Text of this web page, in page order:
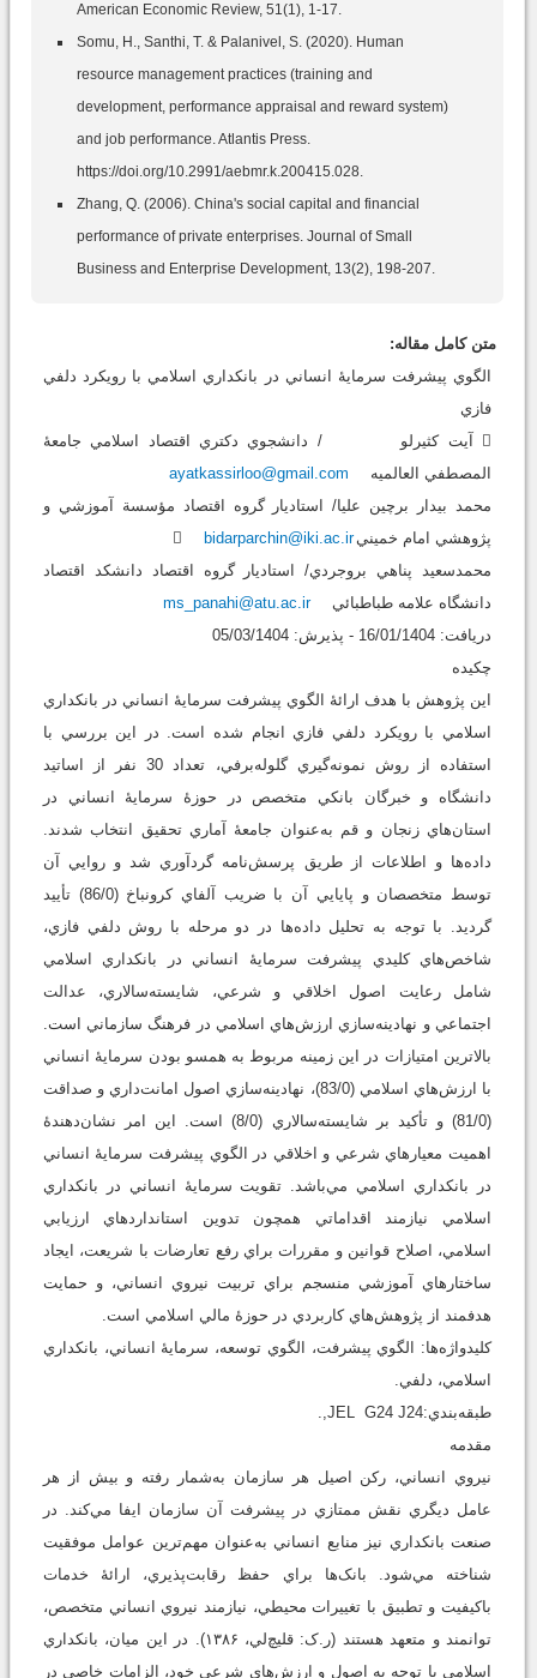
American Economic Review, 51(1), 1-17.
Somu, H., Santhi, T. & Palanivel, S. (2020). Human
resource management practices (training and
development, performance appraisal and reward system)
and job performance. Atlantis Press.
https://doi.org/10.2991/aebmr.k.200415.028.
Zhang, Q. (2006). China's social capital and financial
performance of private enterprises. Journal of Small
Business and Enterprise Development, 13(2), 198-207.
متن کامل مقاله:
الگوي پيشرفت سرمايۀ انساني در بانکداري اسلامي با رويکرد دلفي
فازي
 آيت کثيرلو / دانشجوي دکتري اقتصاد اسلامي جامعۀ
المصطفي العالميه
ayatkassirloo@gmail.com
محمد بيدار برچين عليا/ استاديار گروه اقتصاد مؤسسة آموزشي و
پژوهشي امام خميني bidarparchin@iki.ac.ir
محمدسعيد پناهي بروجردي/ استاديار گروه اقتصاد دانشکد اقتصاد
دانشگاه علامه طباطبائي
ms_panahi@atu.ac.ir
دريافت: 16/01/1404 - پذيرش: 05/03/1404
چکيده
اين پژوهش با هدف ارائۀ الگوي پيشرفت سرمايۀ انساني در بانکداري
اسلامي با رويکرد دلفي فازي انجام شده است. در اين بررسي با
استفاده از روش نمونه‌گيري گلوله‌برفي، تعداد 30 نفر از اساتيد
دانشگاه و خبرگان بانکي متخصص در حوزۀ سرمايۀ انساني در
استان‌هاي زنجان و قم به‌عنوان جامعۀ آماري تحقيق انتخاب شدند.
داده‌ها و اطلاعات از طريق پرسش‌نامه گردآوري شد و روايي آن
توسط متخصصان و پايايي آن با ضريب آلفاي کرونباخ (86/0) تأييد
گرديد. با توجه به تحليل داده‌ها در دو مرحله با روش دلفي فازي،
شاخص‌هاي کليدي پيشرفت سرمايۀ انساني در بانکداري اسلامي
شامل رعايت اصول اخلاقي و شرعي، شايسته‌سالاري، عدالت
اجتماعي و نهادينه‌سازي ارزش‌هاي اسلامي در فرهنگ سازماني است.
بالاترين امتيازات در اين زمينه مربوط به همسو بودن سرمايۀ انساني
با ارزش‌هاي اسلامي (83/0)، نهادينه‌سازي اصول امانت‌داري و صداقت
(81/0) و تأکيد بر شايسته‌سالاري (8/0) است. اين امر نشان‌دهندۀ
اهميت معيارهاي شرعي و اخلاقي در الگوي پيشرفت سرمايۀ انساني
در بانکداري اسلامي مي‌باشد. تقويت سرمايۀ انساني در بانکداري
اسلامي نيازمند اقداماتي همچون تدوين استانداردهاي ارزيابي
اسلامي، اصلاح قوانين و مقررات براي رفع تعارضات با شريعت، ايجاد
ساختارهاي آموزشي منسجم براي تربيت نيروي انساني، و حمايت
هدفمند از پژوهش‌هاي کاربردي در حوزۀ مالي اسلامي است.
کليدواژه‌ها: الگوي پيشرفت، الگوي توسعه، سرمايۀ انساني، بانکداري
اسلامي، دلفي.
طبقه‌بندي:JEL G24 J24,.
مقدمه
نيروي انساني، رکن اصيل هر سازمان به‌شمار رفته و بيش از هر
عامل ديگري نقش ممتازي در پيشرفت آن سازمان ايفا مي‌کند. در
صنعت بانکداري نيز منابع انساني به‌عنوان مهم‌ترين عوامل موفقيت
شناخته مي‌شود. بانک‌ها براي حفظ رقابت‌پذيري، ارائۀ خدمات
باکيفيت و تطبيق با تغييرات محيطي، نيازمند نيروي انساني متخصص،
توانمند و متعهد هستند (ر.ک: قليچ‌لي، ۱۳۸۶). در اين ميان، بانکداري
اسلامي با توجه به اصول و ارزش‌هاي شرعي خود، الزامات خاصي در